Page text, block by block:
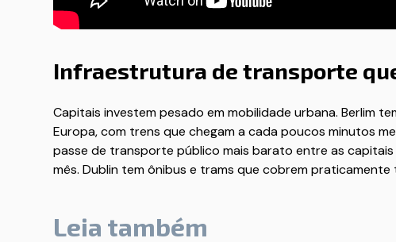
Infraestrutura de transporte
Capitais investem pesado em mobilidade urbana. Berlim
Europa, com trens que chegam a cada poucos minutos
passe de transporte público mais barato entre as
mês. Dublin tem ônibus e trams que cobrem praticamente
Leia também